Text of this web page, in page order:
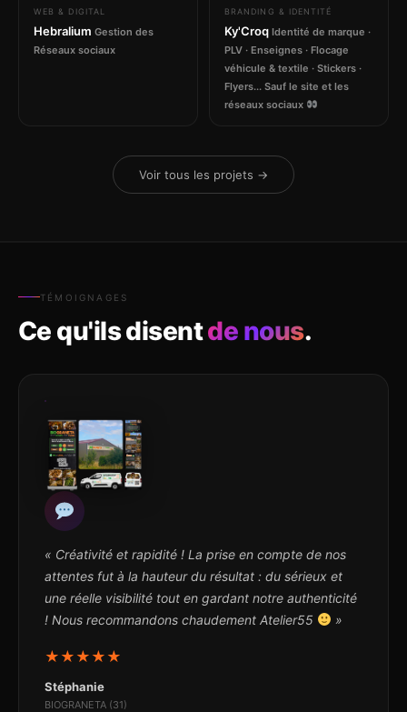
WEB & DIGITAL
Hebralium Gestion des
Réseaux sociaux
BRANDING & IDENTITÉ
Ky'Croq Identité de marque ·
PLV · Enseignes · Flocage
véhicule & textile · Stickers ·
Flyers... Sauf le site et les
réseaux sociaux
Voir tous les projets →
TÉMOIGNAGES
Ce qu'ils disentde nous.
« Créativité et rapidité ! La prise en compte de nos
attentes fut à la hauteur du résultat : du sérieux et
une réelle visibilité tout en gardant notre authenticité
! Nous recommandons chaudement Atelier55
»
★ ★ ★ ★ ★
Stéphanie
BIOGRANETA (31)